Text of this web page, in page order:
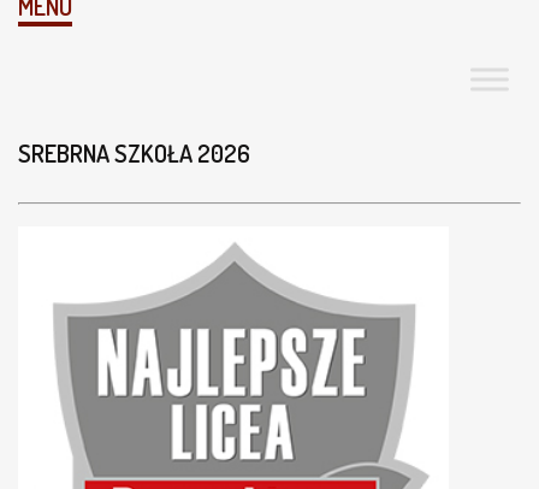
SREBRNA SZKOŁA 2026